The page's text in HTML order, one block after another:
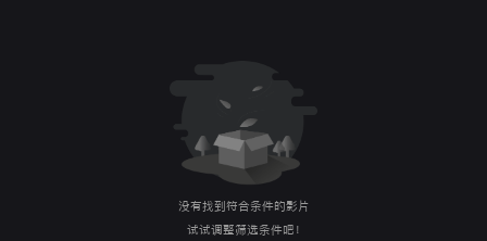
没有找到符合条件的影片
试试调整筛选条件吧！